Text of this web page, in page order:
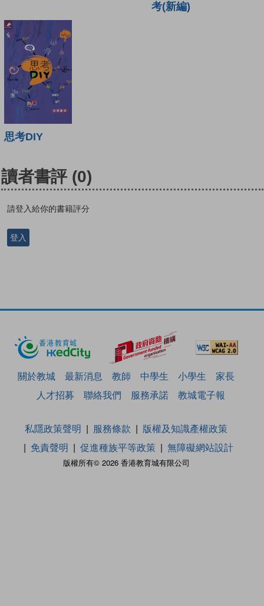
考(新編)
思考DIY
讀者書評 (0)
請登入給你的書籍評分
登入
關於教城 最新消息 教師 中學生 小學生
家長
人才招募
聯絡我們 服務承諾 教城電子報
版權所有© 2026 香港教育城有限公司
私隱政策聲明 服務條款
版權及知識產權政策
免責聲明
促進種族平等政策 無障礙網站設計